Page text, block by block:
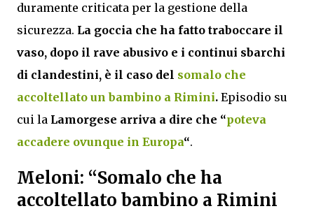
duramente criticata per la gestione della
sicurezza. La goccia che ha fatto traboccare il
vaso, dopo il rave abusivo e i continui sbarchi
di clandestini, è il caso del somalo che
accoltellato un bambino a Rimini. Episodio su
cui la Lamorgese arriva a dire che “poteva
accadere ovunque in Europa“.
Meloni: “Somalo che ha
accoltellato bambino a Rimini